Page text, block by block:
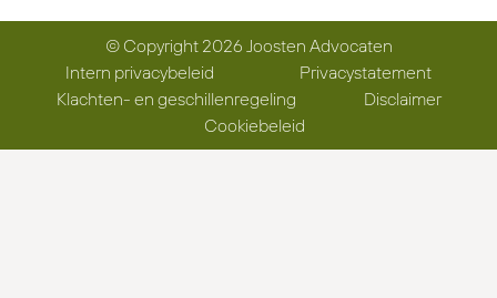
© Copyright 2026 Joosten Advocaten
Intern privacybeleid
Privacystatement
Klachten- en geschillenregeling
Disclaimer
Cookiebeleid